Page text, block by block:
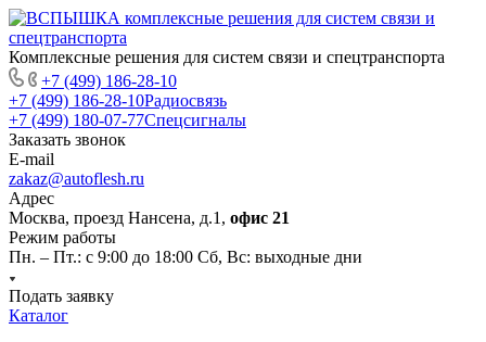
Комплексные решения для систем связи и спецтранспорта
+7 (499) 186-28-10
+7 (499) 186-28-10Радиосвязь
+7 (499) 180-07-77Спецсигналы
Заказать звонок
E-mail
zakaz@autoflesh.ru
Адрес
Москва, проезд Нансена, д.1, офис 21
Режим работы
Пн. – Пт.: с 9:00 до 18:00 Cб, Вс: выходные дни
Подать заявку
Каталог